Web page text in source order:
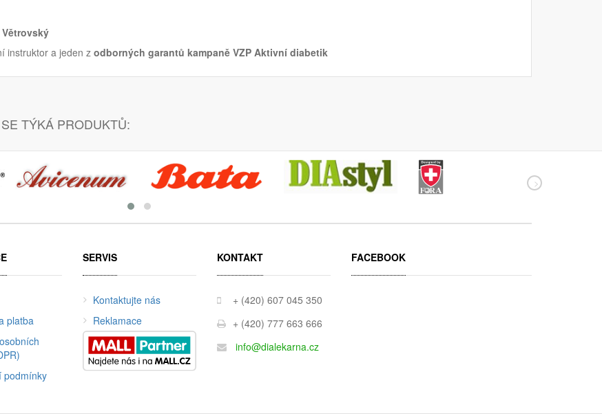
Větrovský
instruktor a jeden z odborných garantů kampaně VZP Aktivní diabetik
TÝKÁ PRODUKTŮ:
platba
podmínky
SERVIS
Kontaktujte nás
Reklamace
KONTAKT
+ (420) 607 045 350
+ (420) 777 663 666
info@dialekarna.cz
FACEBOOK